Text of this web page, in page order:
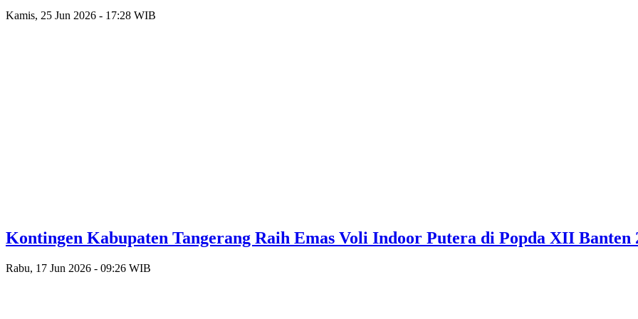
Kamis, 25 Jun 2026 - 17:28 WIB
Kontingen Kabupaten Tangerang Raih Emas Voli Indoor Putera di Popda XII Banten
Rabu, 17 Jun 2026 - 09:26 WIB